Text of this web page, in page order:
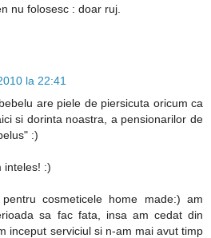
nu folosesc : doar ruj.
la 22:41
are piele de piersicuta oricum ca
si dorinta noastra, a pensionarilor de
:)
inteles! :)
cosmeticele home made:) am
sa fac fata, insa am cedat din
inceput serviciul si n-am mai avut timp